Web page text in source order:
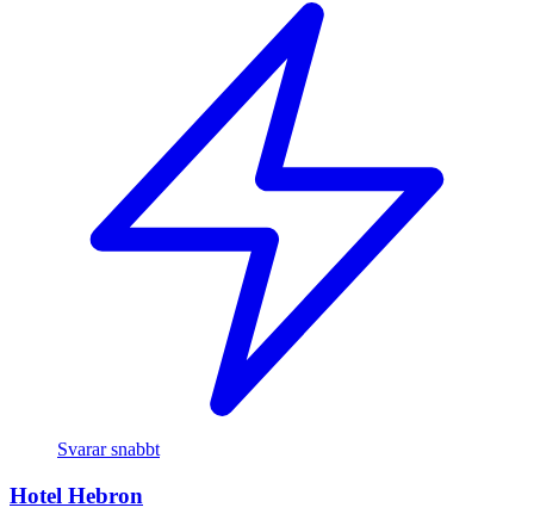
Svarar snabbt
Hotel Hebron